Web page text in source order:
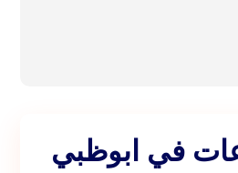
في ابوظبي